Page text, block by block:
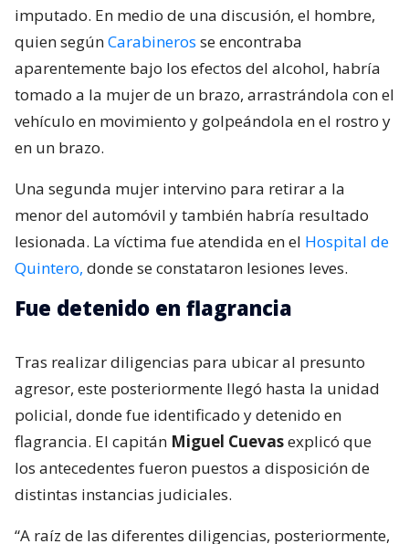
imputado. En medio de una discusión, el hombre,
quien segúnCarabineros se encontraba
aparentemente bajo los efectos del alcohol, habría
tomado a la mujer de un brazo, arrastrándola con el
vehículo en movimiento y golpeándola en el rostro y
en un brazo.
Una segunda mujer intervino para retirar a la
menor del automóvil y también habría resultado
lesionada. La víctima fue atendida en el Hospital de
Quintero, donde se constataron lesiones leves.
Fue detenido en flagrancia
Tras realizar diligencias para ubicar al presunto
agresor, este posteriormente llegó hasta la unidad
policial, donde fue identificado y detenido en
flagrancia. El capitán Miguel Cuevasexplicó que
los antecedentes fueron puestos a disposición de
distintas instancias judiciales.
“A raíz de las diferentes diligencias, posteriormente,